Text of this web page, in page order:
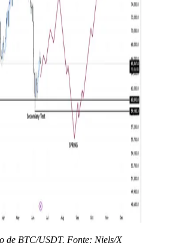
de BTC/USDT. Fonte: Niels/X